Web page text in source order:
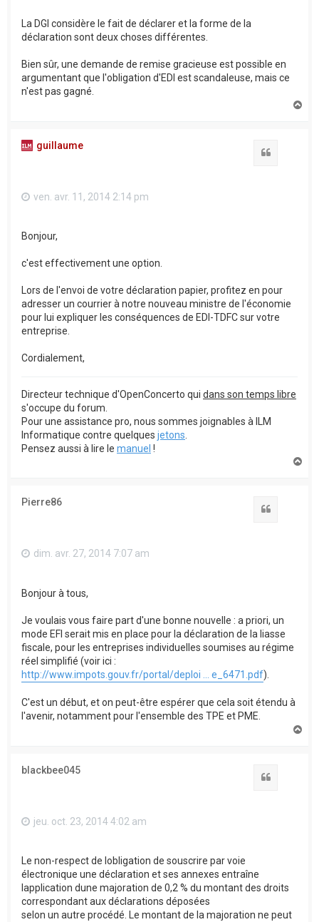
La DGI considère le fait de déclarer et la forme de la
déclaration sont deux choses différentes.
Bien sûr, une demande de remise gracieuse est possible en
argumentant que l'obligation d'EDI est scandaleuse, mais ce
n'est pas gagné.
guillaume
ven. avr. 11, 2014 2:14 pm
Bonjour,
c'est effectivement une option.
Lors de l'envoi de votre déclaration papier, profitez en pour
adresser un courrier à notre nouveau ministre de l'économie
pour lui expliquer les conséquences de EDI-TDFC sur votre
entreprise.
Cordialement,
Directeur technique d'OpenConcerto qui dans son temps libre
s'occupe du forum.
Pour une assistance pro, nous sommes joignables à ILM
Informatique contre quelques jetons.
Pensez aussi à lire le manuel !
Pierre86
dim. avr. 27, 2014 7:07 am
Bonjour à tous,
Je voulais vous faire part d'une bonne nouvelle : a priori, un
mode EFI serait mis en place pour la déclaration de la liasse
fiscale, pour les entreprises individuelles soumises au régime
réel simplifié (voir ici :
http://www.impots.gouv.fr/portal/deploi ... e_6471.pdf).
C'est un début, et on peut-être espérer que cela soit étendu à
l'avenir, notamment pour l'ensemble des TPE et PME.
blackbee045
jeu. oct. 23, 2014 4:02 am
Le non-respect de lobligation de souscrire par voie
électronique une déclaration et ses annexes entraîne
lapplication dune majoration de 0,2 % du montant des droits
correspondant aux déclarations déposées
selon un autre procédé. Le montant de la majoration ne peut